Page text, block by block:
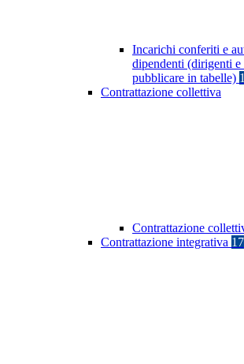
Incarichi conferiti e
dipendenti (dirigenti
pubblicare in tabelle)
Contrattazione collettiva
Contrattazione
Contrattazione integrativa 17